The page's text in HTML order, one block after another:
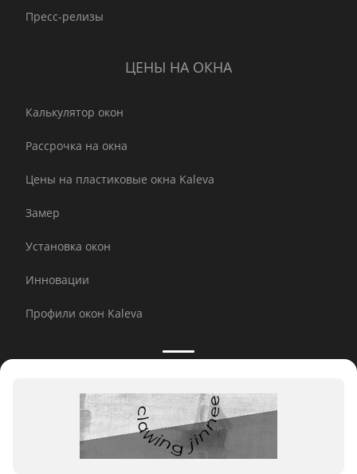
Пресс-релизы
ЦЕНЫ НА ОКНА
Калькулятор окон
Рассрочка на окна
Цены на пластиковые окна Kaleva
Замер
Установка окон
Инновации
Профили окон Kaleva
Принимаем к оплате:
E-mail рассылка